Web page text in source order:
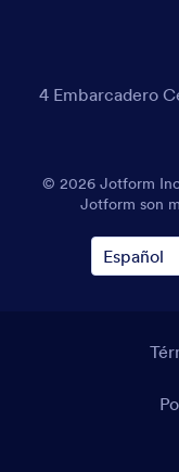
4 Embarcadero
© 2026 Jotform
Jotform son